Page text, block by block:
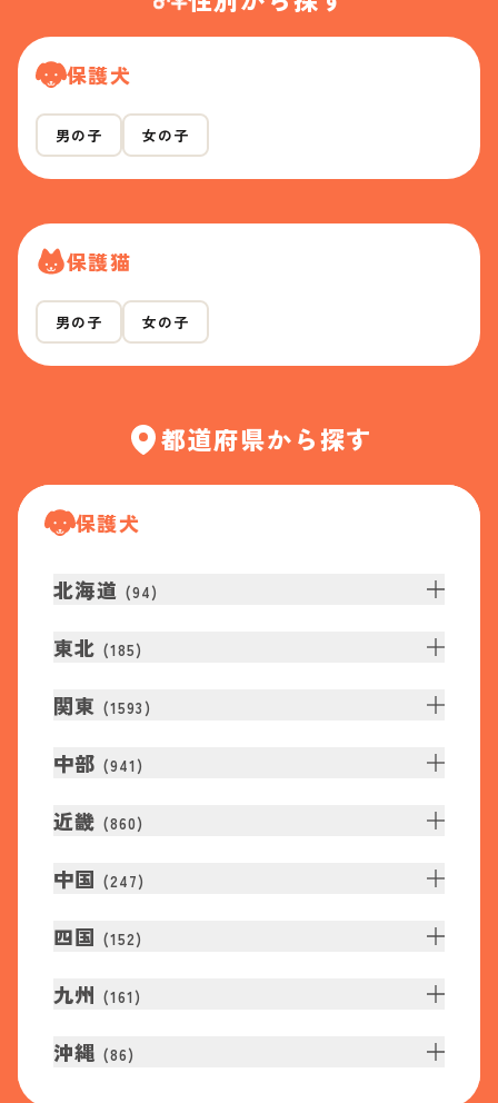
保護犬
男の子 女の子
保護猫
男の子 女の子
都道府県から探す
保護犬
北海道 (94)
東北 (185)
関東 (1593 )
中部 (941 )
近畿 (860)
中国 (247)
四国 (152)
九州 (161 )
沖縄 (86)